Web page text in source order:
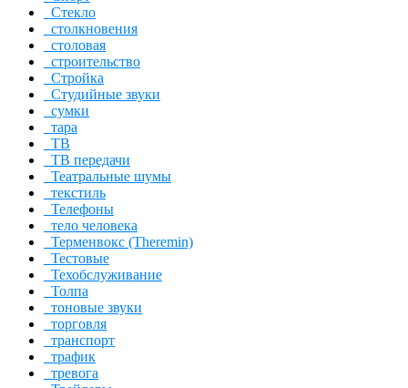
Стекло
столкновения
столовая
строительство
Стройка
Студийные звуки
сумки
тара
ТВ
ТВ передачи
Театральные шумы
текстиль
Телефоны
тело человека
Терменвокс (Theremin)
Тестовые
Техобслуживание
Толпа
тоновые звуки
торговля
транспорт
трафик
тревога